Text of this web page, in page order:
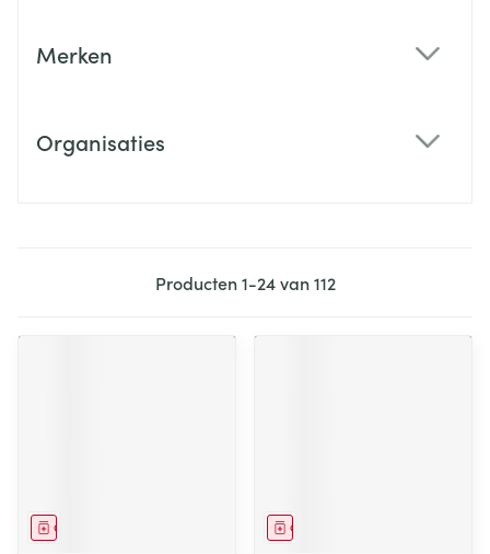
Merken
Organisaties
Producten1-24van112
Geneesmiddel Geneesmiddel